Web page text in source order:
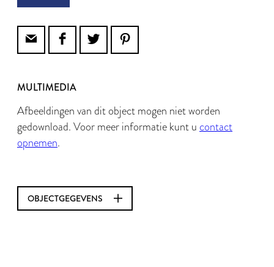
MULTIMEDIA
Afbeeldingen van dit object mogen niet worden
gedownload. Voor meer informatie kunt u contact
opnemen.
OBJECTGEGEVENS